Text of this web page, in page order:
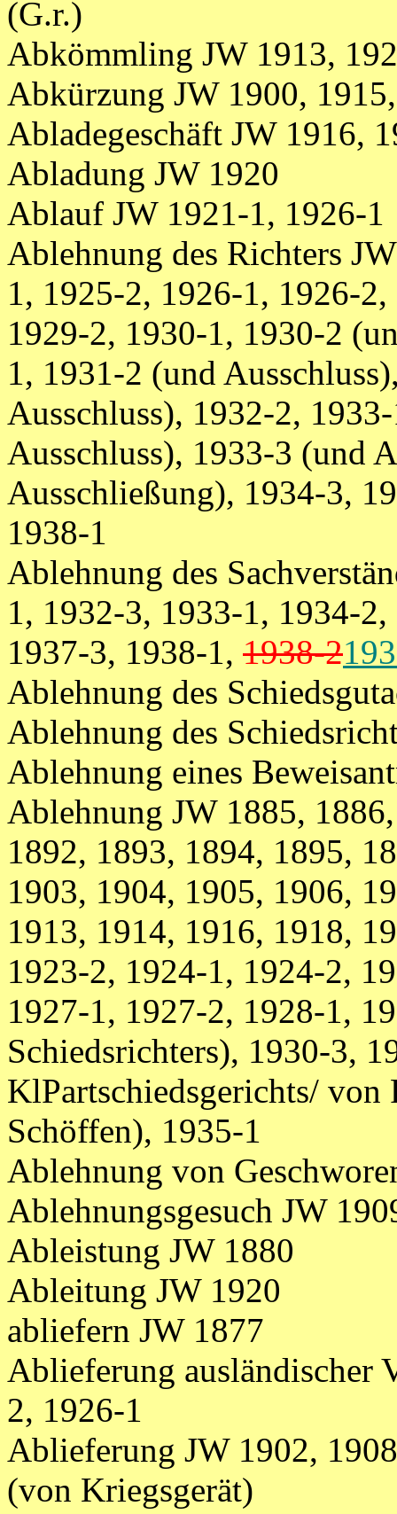
(G.r.)
Abkömmling JW 1913,
Abkürzung JW 1900,
Abladegeschäft JW 1916,
Abladung JW 1920
Ablauf JW 1921-1, 1926-1
Ablehnung des Richters
1, 1925-2, 1926-1, 1926-
1929-2, 1930-1, 1930-2
1, 1931-2 (und
Ausschluss), 1932-2,
Ausschluss), 1933-3 (und
Ausschließung), 1934-3,
1938-1
Ablehnung des
1, 1932-3, 1933-1, 1934-
1937-3, 1938-1, 1938-2
Ablehnung des
Ablehnung des
Ablehnung eines
Ablehnung JW 1885,
1892, 1893, 1894, 1895,
1903, 1904, 1905, 1906,
1913, 1914, 1916, 1918,
1923-2, 1924-1, 1924-2,
1927-1, 1927-2, 1928-1,
Schiedsrichters), 1930-3,
KlPartschiedsgerichts/ von
Schöffen), 1935-1
Ablehnung von
Ablehnungsgesuch JW
Ableistung JW 1880
Ableitung JW 1920
abliefern JW 1877
Ablieferung ausländischer
2, 1926-1
Ablieferung JW 1902,
(von Kriegsgerät)